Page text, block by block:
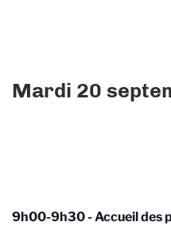
Mardi 20
9h00-9h30 - Accueil des